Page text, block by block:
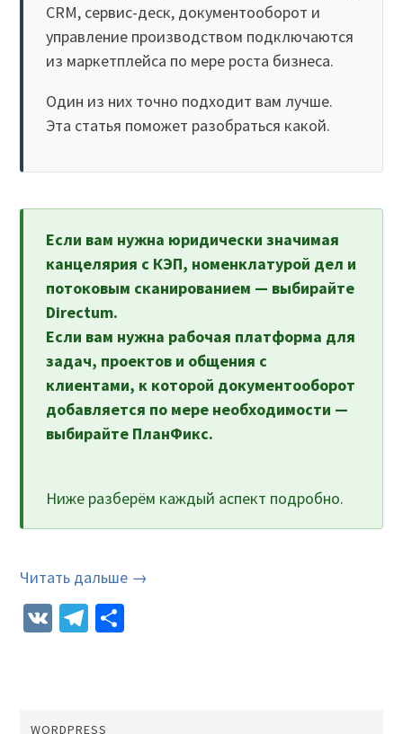
CRM, сервис-деск, документооборот и
управление производством подключаются
из маркетплейса по мере роста бизнеса.
Один из них точно подходит вам лучше.
Эта статья поможет разобраться какой.
Если вам нужна юридически значимая
канцелярия с КЭП, номенклатурой дел и
потоковым сканированием — выбирайте
Directum.
Если вам нужна рабочая платформа для
задач, проектов и общения с
клиентами, к которой документооборот
добавляется по мере необходимости —
выбирайте ПланФикс.
Ниже разберём каждый аспект подробно.
Читать дальше →
VK Telegram
WORDPRESS